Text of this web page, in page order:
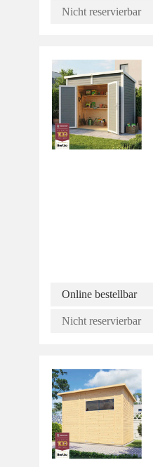
Nicht reservierbar
Online bestellbar
Nicht reservierbar